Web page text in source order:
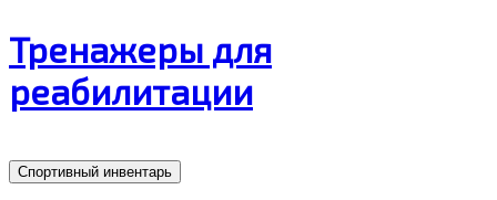
Тренажеры для
реабилитации
Спортивный инвентарь